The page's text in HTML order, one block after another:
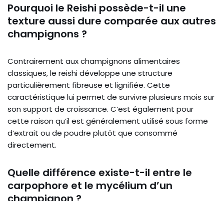
Pourquoi le Reishi possède-t-il une
texture aussi dure comparée aux autres
champignons ?
Contrairement aux champignons alimentaires
classiques, le reishi développe une structure
particulièrement fibreuse et lignifiée. Cette
caractéristique lui permet de survivre plusieurs mois sur
son support de croissance. C’est également pour
cette raison qu’il est généralement utilisé sous forme
d’extrait ou de poudre plutôt que consommé
directement.
Quelle différence existe-t-il entre le
carpophore et le mycélium d’un